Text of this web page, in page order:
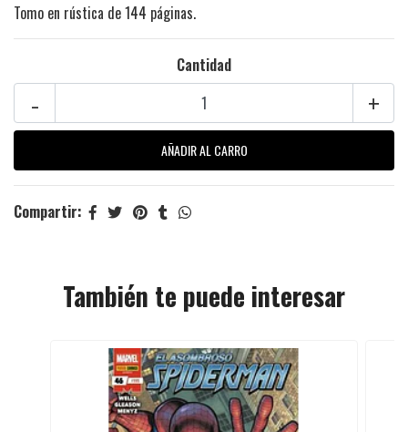
Tomo en rústica de 144 páginas.
Cantidad
+
-
Compartir:
También te puede interesar